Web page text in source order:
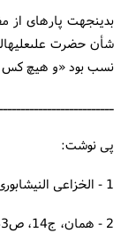
شأن حضرت
نسب بود «و هيچ كس
پى‏ نوشت‏:
1 - الخزاعى النيشابورى، همان كتاب، ج‏5، ص‏400،
2 - همان، ج‏14، ص‏243،